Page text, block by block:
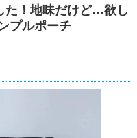
た！地味だけど…欲し
プルポーチ